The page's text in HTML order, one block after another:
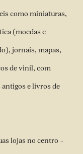
como miniaturas,
(moedas e
jornais, mapas,
de vinil, com
e livros de
lojas no centro –